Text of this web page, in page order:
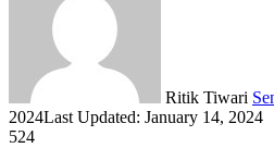
Ritik Tiwari
2024Last Updated: January 14, 2024
524